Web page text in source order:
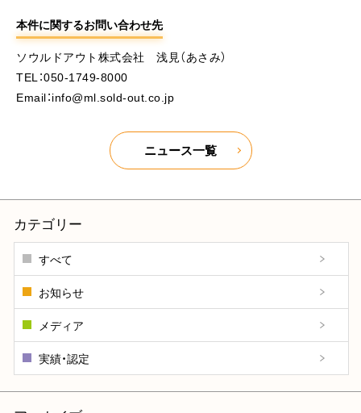
本件に関するお問い合わせ先
ソウルドアウト株式会社 浅見（あさみ）
TEL：050-1749-8000
Email：info@ml.sold-out.co.jp
ニュース一覧
カテゴリー
すべて
お知らせ
メディア
実績・認定